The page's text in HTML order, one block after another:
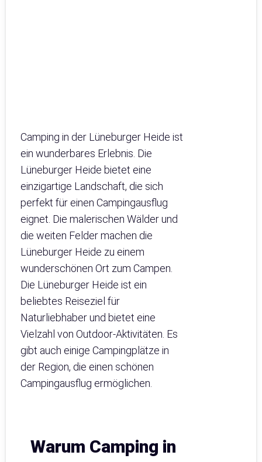
Camping in der Lüneburger Heide ist
ein wunderbares Erlebnis. Die
Lüneburger Heide bietet eine
einzigartige Landschaft, die sich
perfekt für einen Campingausflug
eignet. Die malerischen Wälder und
die weiten Felder machen die
Lüneburger Heide zu einem
wunderschönen Ort zum Campen.
Die Lüneburger Heide ist ein
beliebtes Reiseziel für
Naturliebhaber und bietet eine
Vielzahl von Outdoor-Aktivitäten. Es
gibt auch einige Campingplätze in
der Region, die einen schönen
Campingausflug ermöglichen.
Warum Camping in